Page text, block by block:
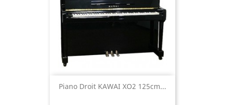
Piano Droit KAWAI XO2 125cm...